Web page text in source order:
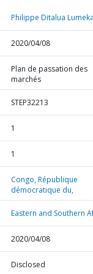
Philippe Ditalua
2020/04/08
Plan de passation des
marchés
STEP32213
1
1
Congo,République
démocratique du,
Eastern and Southern
2020/04/08
Disclosed